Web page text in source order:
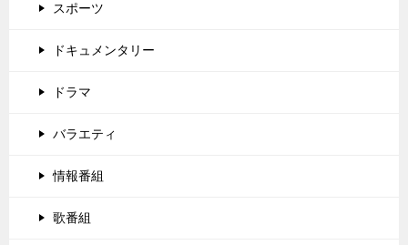
スポーツ
ドキュメンタリー
ドラマ
バラエティ
情報番組
歌番組